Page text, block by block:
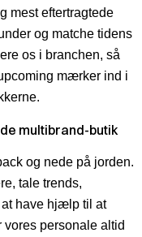
mest eftertragtede
og matche tidens
os i branchen, så
mærker ind i
multibrand-butik
og nede på jorden.
tale trends,
have hjælp til at
personale altid